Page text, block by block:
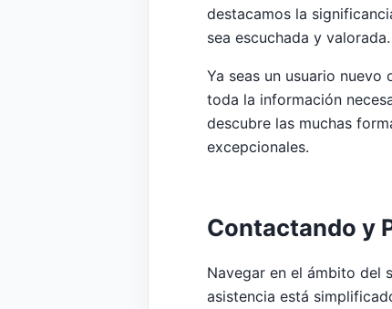
destacamos la
sea escuchada y valorada.
Ya seas un usuario
toda la información
descubre las muchas
excepcionales.
Contactando y
Navegar en el ámbito del
asistencia está